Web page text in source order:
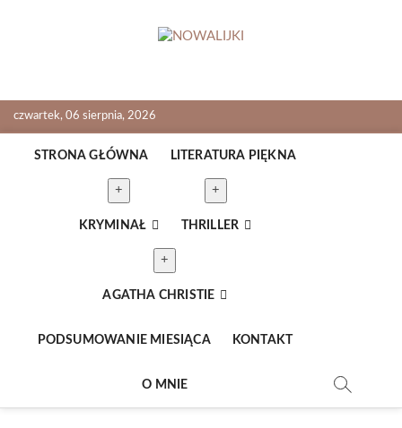
czwartek, 06 sierpnia, 2026
STRONA GŁÓWNA LITERATURA PIĘKNA
KRYMINAŁ THRILLER
AGATHA CHRISTIE
PODSUMOWANIE MIESIĄCA KONTAKT
O MNIE